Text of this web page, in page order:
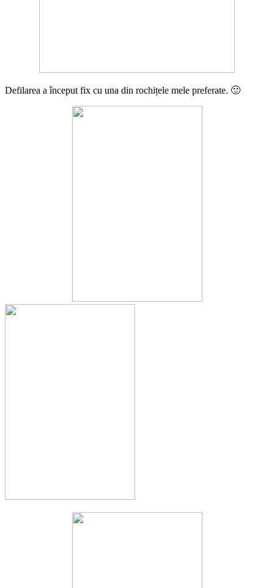
Defilarea a început fix cu una din rochițele mele preferate. 🙂